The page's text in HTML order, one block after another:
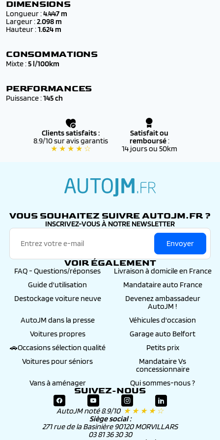
✔️Neufs* ou 0 km
conformité européen (COC)
✔️ Couvert par la
dans tout le réseau PEUGEOT officiel
✔️ Éligibles aufinancement
(bonus écologique, reprise, etc.)
définitive
DIMENSIONS
Longueur :4.447 m
Largeur :2.098 m
Hauteur :1.624 m
CONSOMMATIONS
Mixte :5 l/100km
PERFORMANCES
Puissance :145 ch
Clients satisfaits :
8.9/10 sur avis garantis
★ ★ ★ ★ ☆
Satisfait ou
remboursé:
14 jours ou 50km
VOUS SOUHAITEZ SUIVRE AUTOJM.FR ?
INSCRIVEZ-VOUS À NOTRE NEWSLETTER
Envoyer
VOIR ÉGALEMENT
FAQ - Questions/réponses
Livraison à domicile en France
Guide d'utilisation
Mandataire auto France
Destockage voiture neuve
Devenez ambassadeur
AutoJM !
AutoJM dans la presse
Véhicules d'occasion
Voitures propres
Garage auto Belfort
🚗Occasions sélection qualité
Petits prix
Voitures pour séniors
Mandataire Vs
concessionnaire
Vans à aménager
Qui sommes-nous ?
SUIVEZ-NOUS
AutoJM noté 8.9/10 ★ ★ ★ ★ ☆
Siège social :
271 rue de la Basinière 90120 MORVILLARS
03 81 36 30 30